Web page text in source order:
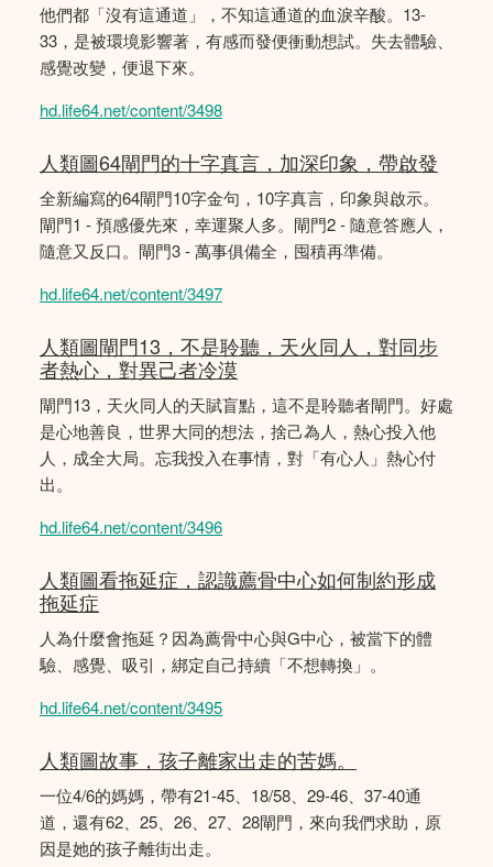
他們都「沒有這通道」，不知這通道的血淚辛酸。13-
33，是被環境影響著，有感而發便衝動想試。失去體驗、
感覺改變，便退下來。
hd.life64.net/content/3498
人類圖64閘門的十字真言，加深印象，帶啟發
全新編寫的64閘門10字金句，10字真言，印象與啟示。
閘門1 - 預感優先來，幸運聚人多。閘門2 - 隨意答應人，
隨意又反口。閘門3 - 萬事俱備全，囤積再準備。
hd.life64.net/content/3497
人類圖閘門13，不是聆聽，天火同人，對同步
者熱心，對異己者冷漠
閘門13，天火同人的天賦盲點，這不是聆聽者閘門。好處
是心地善良，世界大同的想法，捨己為人，熱心投入他
人，成全大局。忘我投入在事情，對「有心人」熱心付
出。
hd.life64.net/content/3496
人類圖看拖延症，認識薦骨中心如何制約形成
拖延症
人為什麼會拖延？因為薦骨中心與G中心，被當下的體
驗、感覺、吸引，綁定自己持續「不想轉換」。
hd.life64.net/content/3495
人類圖故事，孩子離家出走的苦媽。
一位4/6的媽媽，帶有21-45、18/58、29-46、37-40通
道，還有62、25、26、27、28閘門，來向我們求助，原
因是她的孩子離街出走。